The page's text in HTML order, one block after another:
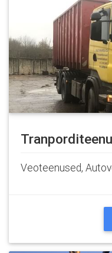
Veoteenused,